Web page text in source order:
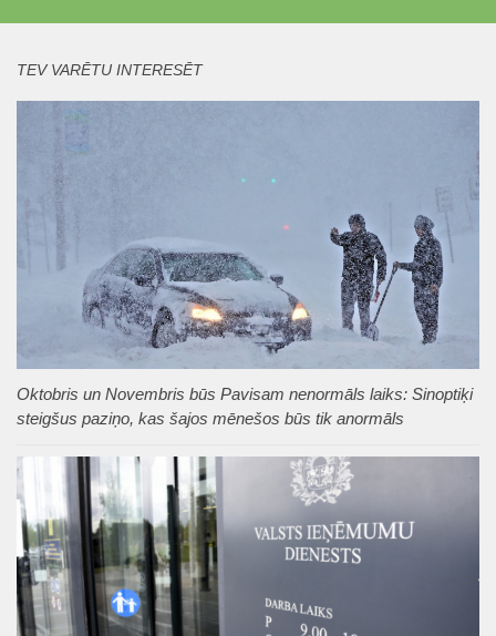
TEV VARĒTU INTERESĒT
Oktobris un Novembris būs Pavisam nenormāls laiks: Sinoptiķi
steigšus paziņo, kas šajos mēnešos būs tik anormāls